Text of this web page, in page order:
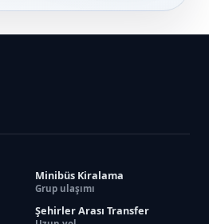
Minibüs Kiralama
Grup ulaşımı
Şehirler Arası Transfer